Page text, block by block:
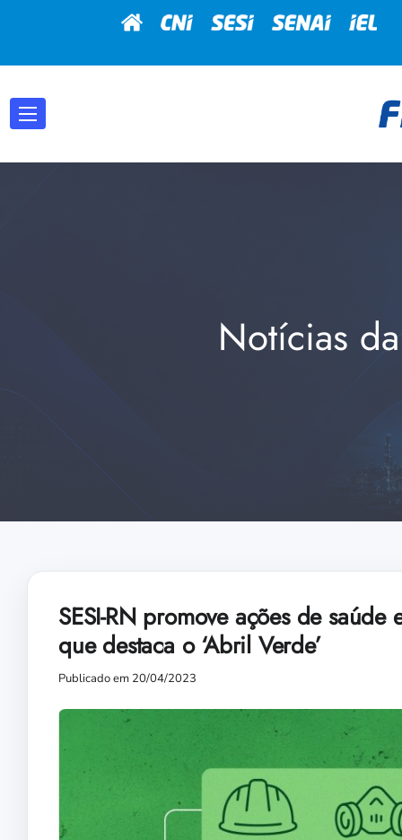
Notícias
SESI-RN promove ações de
que destaca o ‘Abril Verde’
Publicado em 20/04/2023